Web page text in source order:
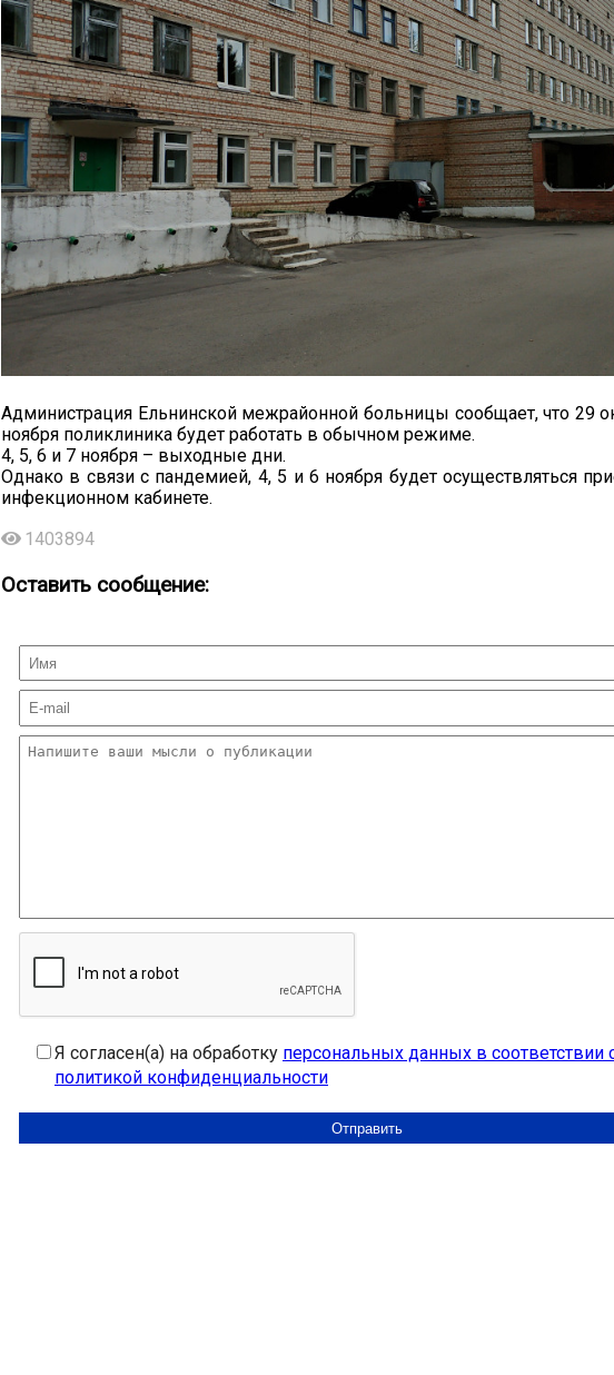
Администрация Ельнинской межрайонной больницы сообщает, что 29
ноября поликлиника будет работать в обычном режиме.
4, 5, 6 и 7 ноября – выходные дни.
Однако в связи с пандемией, 4, 5 и 6 ноября будет осуществляться
инфекционном кабинете.
1403894
Оставить сообщение:
Я согласен(а) на обработку персональных данных в соответствии
политикой конфиденциальности